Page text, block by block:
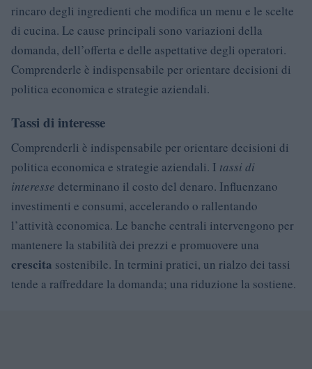
rincaro degli ingredienti che modifica un menu e le scelte
di cucina. Le cause principali sono variazioni della
domanda, dell’offerta e delle aspettative degli operatori.
Comprenderle è indispensabile per orientare decisioni di
politica economica e strategie aziendali.
Tassi di interesse
Comprenderli è indispensabile per orientare decisioni di
politica economica e strategie aziendali. I tassi di
interesse determinano il costo del denaro. Influenzano
investimenti e consumi, accelerando o rallentando
l’attività economica. Le banche centrali intervengono per
mantenere la stabilità dei prezzi e promuovere una
crescita sostenibile. In termini pratici, un rialzo dei tassi
tende a raffreddare la domanda; una riduzione la sostiene.